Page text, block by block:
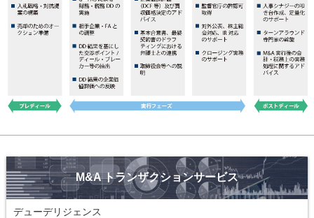
M&A トランザクションサービス
デューデリジェンス